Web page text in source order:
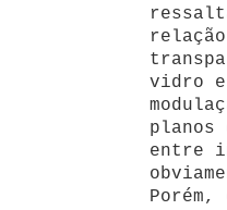
vidro
planos
entre